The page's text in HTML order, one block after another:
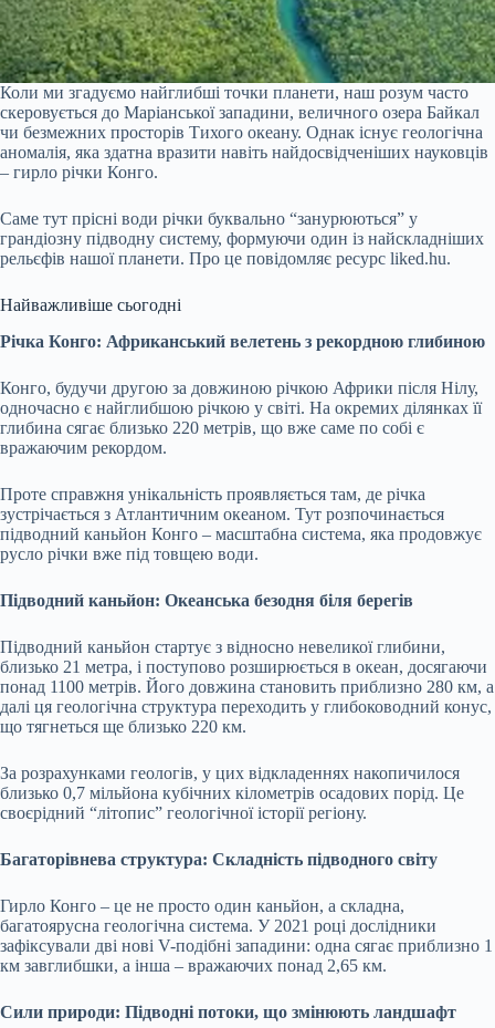
Коли ми згадуємо найглибші точки планети, наш розум часто
скеровується до Маріанської западини, величного озера Байкал
чи безмежних просторів Тихого океану. Однак існує геологічна
аномалія, яка здатна вразити навіть найдосвідченіших науковців
– гирло річки Конго.
Саме тут прісні води річки буквально “занурюються” у
грандіозну підводну систему, формуючи один із найскладніших
рельєфів нашої планети. Про це повідомляє ресурс liked.hu.
Найважливіше сьогодні
Річка Конго: Африканський велетень з рекордною глибиною
Конго, будучи другою за довжиною річкою Африки після Нілу,
одночасно є найглибшою річкою у світі. На окремих ділянках її
глибина сягає близько 220 метрів, що вже саме по собі є
вражаючим рекордом.
Проте справжня унікальність проявляється там, де річка
зустрічається з Атлантичним океаном. Тут розпочинається
підводний каньйон Конго – масштабна система, яка продовжує
русло річки вже під товщею води.
Підводний каньйон: Океанська безодня біля берегів
Підводний каньйон стартує з відносно невеликої глибини,
близько 21 метра, і поступово розширюється в океан, досягаючи
понад 1100 метрів. Його довжина становить приблизно 280 км, а
далі ця геологічна структура переходить у глибоководний конус,
що тягнеться ще близько 220 км.
За розрахунками геологів, у цих відкладеннях накопичилося
близько 0,7 мільйона кубічних кілометрів осадових порід. Це
своєрідний “літопис” геологічної історії регіону.
Багаторівнева структура: Складність підводного світу
Гирло Конго – це не просто один каньйон, а складна,
багатоярусна геологічна система. У 2021 році дослідники
зафіксували дві нові V-подібні западини: одна сягає приблизно 1
км завглибшки, а інша – вражаючих понад 2,65 км.
Сили природи: Підводні потоки, що змінюють ландшафт